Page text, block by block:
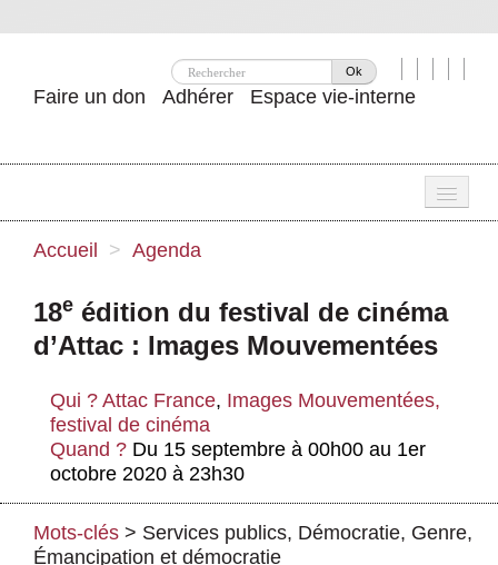
Ok
Faire un don Adhérer Espace vie-interne
Nos idées
Publications
Agenda
Actus et médias
Boutique
Accueil > Agenda
18e édition du festival de cinéma
d’Attac : Images Mouvementées
Qui ? Attac France, Images Mouvementées,
festival de cinéma
Quand ? Du 15 septembre à 00h00 au 1er
octobre 2020 à 23h30
Mots-clés > Services publics, Démocratie, Genre,
Émancipation et démocratie